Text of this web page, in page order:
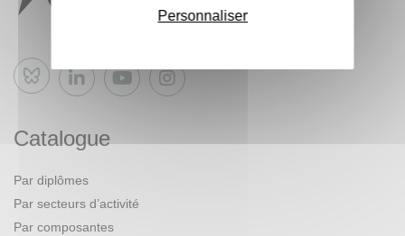
Bluesky
Catalogue
Par diplômes
Par secteurs d’activité
Par composantes
Personnaliser